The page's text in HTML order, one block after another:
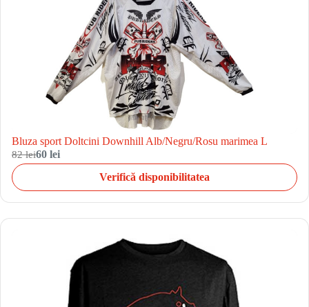
Bluza sport Doltcini Downhill Alb/Negru/Rosu marimea L
82 lei60 lei
Verifică disponibilitatea